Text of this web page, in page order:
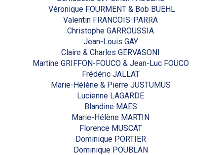
Véronique FOURMENT & Bob BUEHL
Valentin FRANCOIS-PARRA
Christophe GARROUSSIA
Jean-Louis GAY
Claire & Charles GERVASONI
Martine GRIFFON-FOUCO & Jean-Luc FOUCO
Frédéric JALLAT
Marie-Hélène & Pierre JUSTUMUS
Lucienne LAGARDE
Blandine MAES
Marie-Hélène MARTIN
Florence MUSCAT
Dominique PORTIER
Dominique POUBLAN